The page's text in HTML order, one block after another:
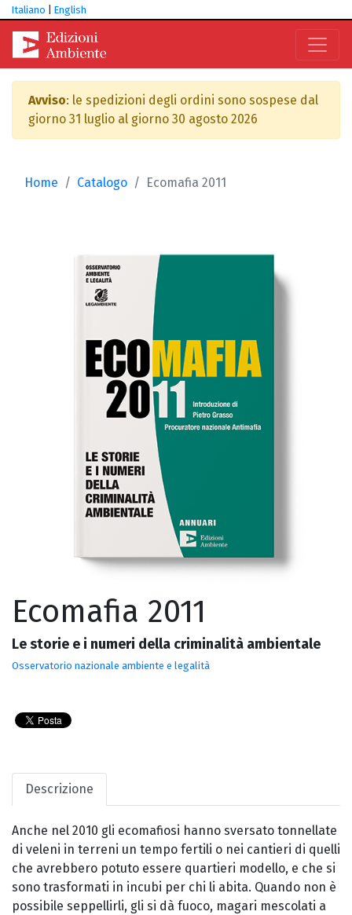
Italiano English
Avviso: le spedizioni degli ordini sono sospese dal
giorno 31 luglio al giorno 30 agosto 2026
Home Catalogo Ecomafia 2011
Ecomafia 2011
Le storie e i numeri della criminalità ambientale
Osservatorio nazionale ambiente e legalità
Descrizione
Anche nel 2010 gli ecomafiosi hanno sversato tonnellate
di veleni in terreni un tempo fertili o nei cantieri di quelli
che avrebbero potuto essere quartieri modello, e che si
sono trasformati in incubi per chi li abita. Quando non è
possibile seppellirli, gli si dà fuoco, magari mescolati a